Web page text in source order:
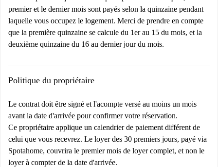
premier et le dernier mois sont payés selon la quinzaine pendant
laquelle vous occupez le logement. Merci de prendre en compte
que la première quinzaine se calcule du 1er au 15 du mois, et la
deuxième quinzaine du 16 au dernier jour du mois.
Politique du propriétaire
Le contrat doit être signé et l'acompte versé au moins un mois
avant la date d'arrivée pour confirmer votre réservation.
Ce propriétaire applique un calendrier de paiement différent de
celui que vous recevrez. Le loyer des 30 premiers jours, payé via
Spotahome, couvrira le premier mois de loyer complet, et non le
loyer à compter de la date d'arrivée.